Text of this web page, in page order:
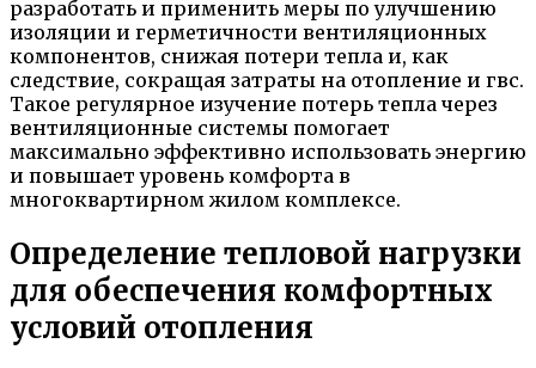
разработать и применить меры по улучшению
изоляции и герметичности вентиляционных
компонентов, снижая потери тепла и, как
следствие, сокращая затраты на отопление и гвс.
Такое регулярное изучение потерь тепла через
вентиляционные системы помогает
максимально эффективно использовать энергию
и повышает уровень комфорта в
многоквартирном жилом комплексе.
Определение тепловой нагрузки
для обеспечения комфортных
условий отопления